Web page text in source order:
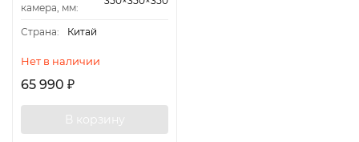
камера, мм:
Страна: Китай
Нет в наличии
65 990 ₽
В корзину